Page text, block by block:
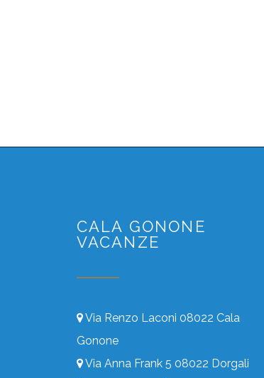
CALA GONONE
VACANZE
Via Renzo Laconi 08022 Cala
Gonone
Via Anna Frank 5 08022 Dorgali